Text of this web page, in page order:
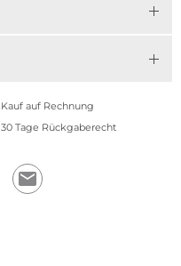
Kauf auf Rechnung
30 Tage Rückgaberecht